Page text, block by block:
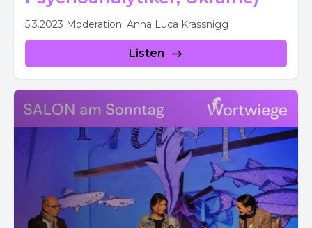
5.3.2023 Moderation: Anna Luca Krassnigg
Listen